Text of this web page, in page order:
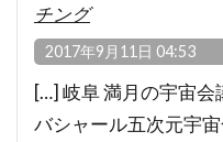
チング
2017年9月11日 04:53
[…] 岐阜 満月の宇宙
バシャール五次元宇